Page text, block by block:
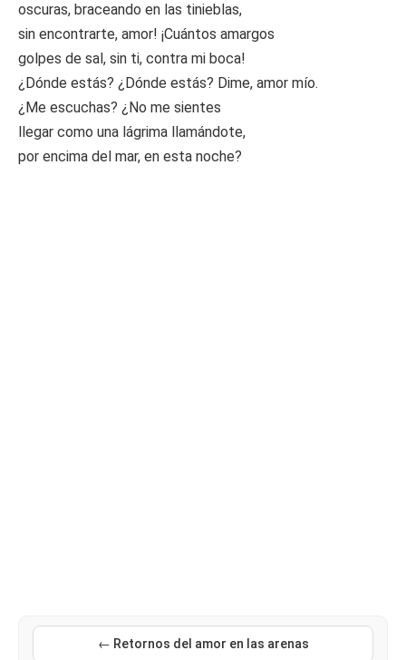
oscuras, braceando en las tinieblas,
sin encontrarte, amor! ¡Cuántos amargos
golpes de sal, sin ti, contra mi boca!
¿Dónde estás? ¿Dónde estás? Dime, amor mío.
¿Me escuchas? ¿No me sientes
llegar como una lágrima llamándote,
por encima del mar, en esta noche?
← Retornos del amor en las arenas